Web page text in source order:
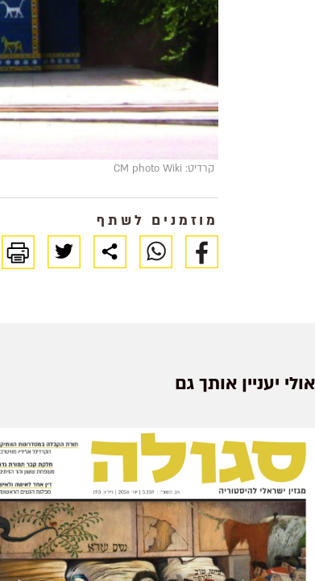
קרדיט: CM photo Wiki
מוזמנים לשתף
אולי יעניין אותך גם